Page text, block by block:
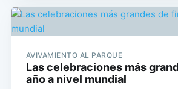
AVIVAMIENTO AL PARQUE
Las celebraciones más
año a nivel mundial